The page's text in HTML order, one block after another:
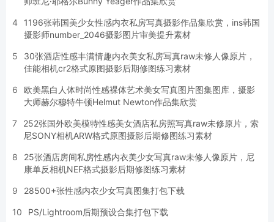
4
1196张韩国美少女性感内衣私房写真摄影作品集欣赏，ins韩国
摄影师number_2046摄影图片审美提升素材
5
30张酒店性感丰满情趣内衣美女私房写真raw未修人像原片，
佳能相机cr2格式原图摄影后期修图练习素材
6
欧美黑白人体时尚性感裸体艺术美女写真图片图集图库，摄影
大师赫尔穆特牛顿Helmut Newton作品集欣赏
7
252张国外欧美模特性感美女酒店私房照写真raw未修原片，索
尼SONY相机ARW格式原图摄影后期修图练习素材
8
25张酒店房间私房性感内衣美少女写真raw未修人像原片，尼
康单反相机NEF格式摄影后期修图练习素材
9 28500+张性感内衣少女写真图集打包下载
10 PS/Lightroom后期预设合集打包下载